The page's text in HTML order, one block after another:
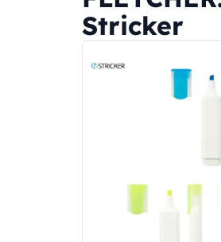
Stricker